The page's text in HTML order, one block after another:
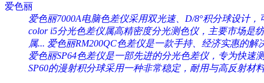
爱色丽
爱色丽7000A电脑色差仪采用双光速、D/8°积分球设计，
color i5分光色差仪属高精密度分光测色仪，主要市场是
属... 爱色丽RM200QC色差仪是一款手持、经济实惠的解
爱色丽SP64色差仪是一部先进的分光色差仪，专为快速
SP60的漫射积分球采用一种非常稳定，耐用与高反射材料